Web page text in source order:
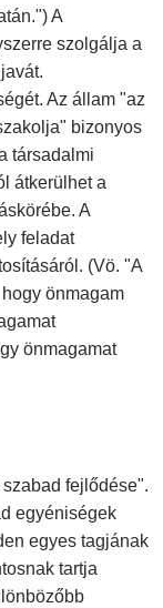
A
szolgálja a
Az állam "az
bizonyos
társadalmi
átkerülhet a
A
feladat
(Vö. "A
önmagam
önmagamat
fejlődése".
egyéniségek
egyes tagjának
tartja